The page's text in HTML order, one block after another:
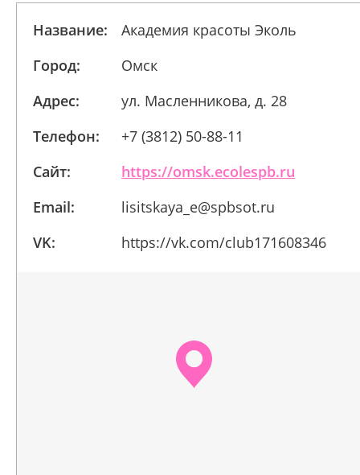
Название:
Академия красоты Эколь
Город:
Омск
Адрес:
ул. Масленникова, д. 28
Телефон:
+7 (3812) 50-88-11
Сайт:
https://omsk.ecolespb.ru
Email:
lisitskaya_e@spbsot.ru
VK:
https://vk.com/club171608346